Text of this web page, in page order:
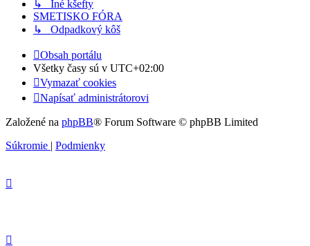
↳ Iné kšefty
SMETISKO FÓRA
↳ Odpadkový kôš
Obsah portálu
Všetky časy sú v UTC+02:00
Vymazať cookies
Napísať administrátorovi
Založené na phpBB® Forum Software © phpBB Limited
Súkromie | Podmienky